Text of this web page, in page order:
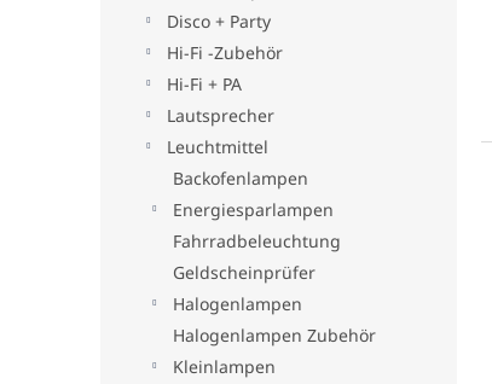
Disco + Party
Hi-Fi -Zubehör
Hi-Fi + PA
Lautsprecher
Leuchtmittel
Backofenlampen
Energiesparlampen
Fahrradbeleuchtung
Geldscheinprüfer
Halogenlampen
Halogenlampen Zubehör
Kleinlampen